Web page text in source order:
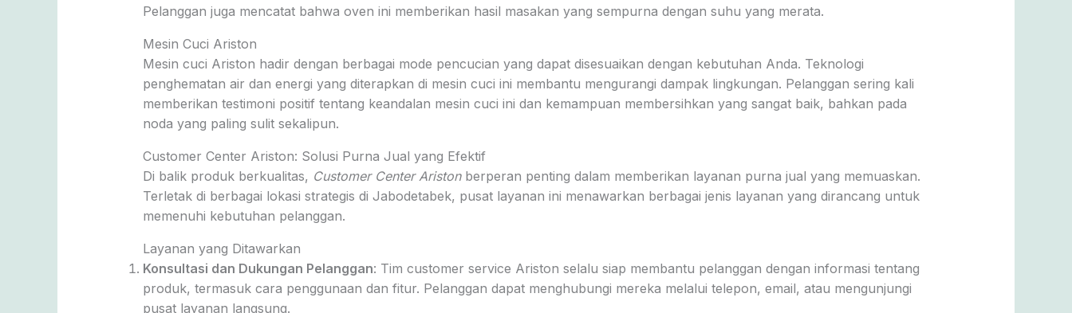
Pelanggan juga mencatat bahwa oven ini memberikan hasil masakan yang sempurna dengan suhu yang merata.
Mesin Cuci Ariston
Mesin cuci Ariston hadir dengan berbagai mode pencucian yang dapat disesuaikan dengan kebutuhan Anda. Teknologi
penghematan air dan energi yang diterapkan di mesin cuci ini membantu mengurangi dampak lingkungan. Pelanggan sering kali
memberikan testimoni positif tentang keandalan mesin cuci ini dan kemampuan membersihkan yang sangat baik, bahkan pada
noda yang paling sulit sekalipun.
Customer Center Ariston: Solusi Purna Jual yang Efektif
Di balik produk berkualitas, Customer Center Aristonberperan penting dalam memberikan layanan purna jual yang memuaskan.
Terletak di berbagai lokasi strategis di Jabodetabek, pusat layanan ini menawarkan berbagai jenis layanan yang dirancang untuk
memenuhi kebutuhan pelanggan.
Layanan yang Ditawarkan
Konsultasi dan Dukungan Pelanggan: Tim customer service Ariston selalu siap membantu pelanggan dengan informasi tentang
produk, termasuk cara penggunaan dan fitur. Pelanggan dapat menghubungi mereka melalui telepon, email, atau mengunjungi
pusat layanan langsung.